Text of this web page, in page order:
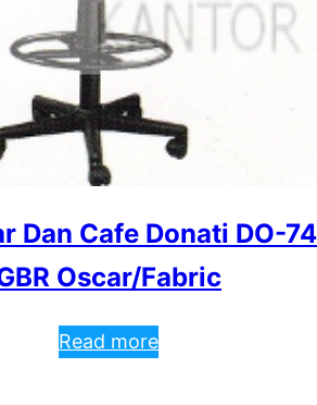
Dan Cafe Donati DO-74
Oscar/Fabric
Read more